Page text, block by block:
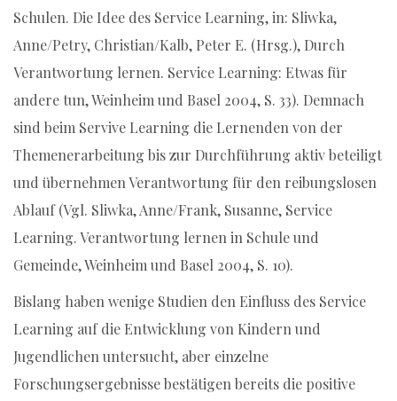
Schulen. Die Idee des Service Learning, in: Sliwka,
Anne/Petry, Christian/Kalb, Peter E. (Hrsg.), Durch
Verantwortung lernen. Service Learning: Etwas für
andere tun, Weinheim und Basel 2004, S. 33). Demnach
sind beim Servive Learning die Lernenden von der
Themenerarbeitung bis zur Durchführung aktiv beteiligt
und übernehmen Verantwortung für den reibungslosen
Ablauf (Vgl. Sliwka, Anne/Frank, Susanne, Service
Learning. Verantwortung lernen in Schule und
Gemeinde, Weinheim und Basel 2004, S. 10).
Bislang haben wenige Studien den Einfluss des Service
Learning auf die Entwicklung von Kindern und
Jugendlichen untersucht, aber einzelne
Forschungsergebnisse bestätigen bereits die positive